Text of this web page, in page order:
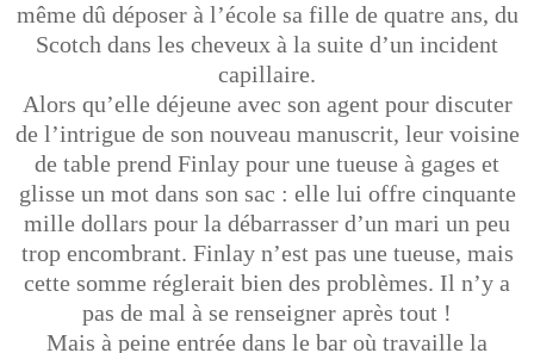
même dû déposer à l’école sa fille de quatre ans, du
Scotch dans les cheveux à la suite d’un incident
capillaire.
Alors qu’elle déjeune avec son agent pour discuter
de l’intrigue de son nouveau manuscrit, leur voisine
de table prend Finlay pour une tueuse à gages et
glisse un mot dans son sac : elle lui offre cinquante
mille dollars pour la débarrasser d’un mari un peu
trop encombrant. Finlay n’est pas une tueuse, mais
cette somme réglerait bien des problèmes. Il n’y a
pas de mal à se renseigner après tout !
Mais à peine entrée dans le bar où travaille la